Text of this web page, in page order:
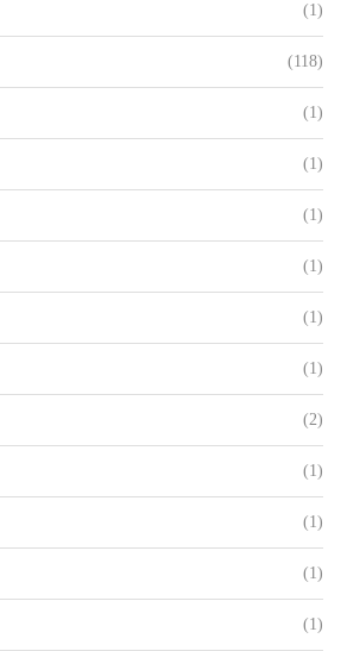
(1)
(118)
(1)
(1)
(1)
(1)
(1)
(1)
(2)
(1)
(1)
(1)
(1)